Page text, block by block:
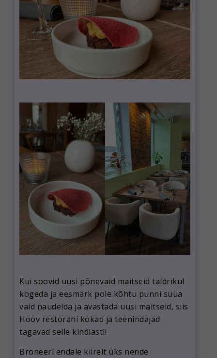
Kui soovid uusi põnevaid maitseid taldrikul
kogeda ja eesmärk pole kõhtu punni süüa
vaid naudelda ja avastada uusi maitseid, siis
Hoov restorani kokad ja teenindajad
tagavad selle kindlasti!
Broneeri endale kiirelt üks nende